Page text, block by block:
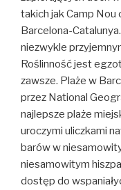
takich jak Camp Nou
Barcelona-
niezwykle
Roślinność jest
zawsze. Plaże w
przez National
najlepsze plaże
uroczymi uliczkami
barów w
niesamowitym
dostęp do